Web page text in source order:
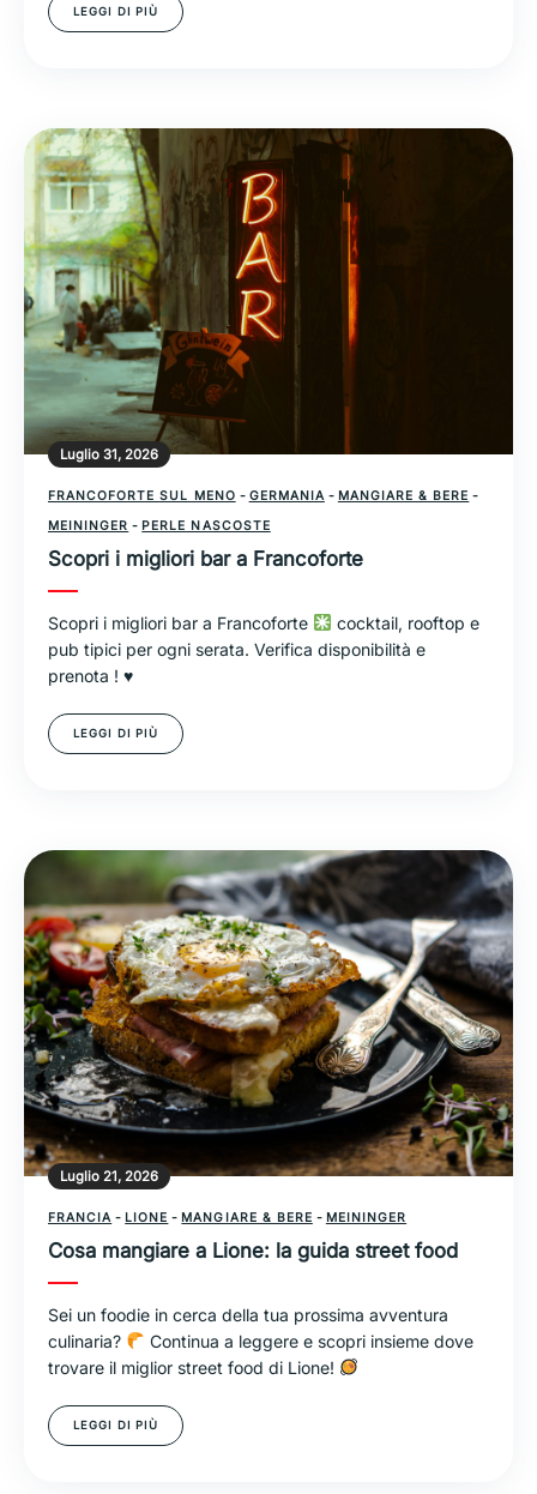
LEGGI DI PIÙ
Luglio 31, 2026
FRANCOFORTE SUL MENO - GERMANIA - MANGIARE & BERE -
MEININGER - PERLE NASCOSTE
Scopri i migliori bar a Francoforte
Scopri i migliori bar a Francoforte
cocktail, rooftop e
pub tipici per ogni serata. Verifica disponibilità e
prenota ! ♥
LEGGI DI PIÙ
Luglio 21, 2026
FRANCIA - LIONE - MANGIARE & BERE - MEININGER
Cosa mangiare a Lione: la guida street food
Sei un foodie in cerca della tua prossima avventura
culinaria?
Continua a leggere e scopri insieme dove
trovare il miglior street food di Lione!
LEGGI DI PIÙ